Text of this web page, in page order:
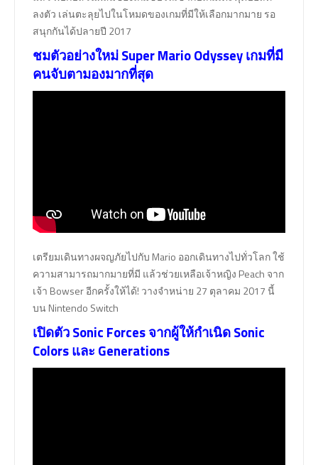
ลงตัว เล่นตะลุยไปในโหมดของเกมที่มีให้เลือกมากมาย รอ
สนุกกันได้ปลายปี 2017
ชมตัวอย่างใหม่ Super Mario Odyssey เกมที่มี
คนจับตามองมากที่สุด
เตรียมเดินทางผจญภัยไปกับ Mario ออกเดินทางไปทั่วโลก ใช้
ความสามารถมากมายที่มี แล้วช่วยเหลือเจ้าหญิง Peach จาก
เจ้า Bowser อีกครั้งให้ได้! วางจำหน่าย 27 ตุลาคม 2017 นี้
บน Nintendo Switch
เปิดตัว Sonic Forces จากผู้ให้กำเนิด Sonic
Colors และ Generations